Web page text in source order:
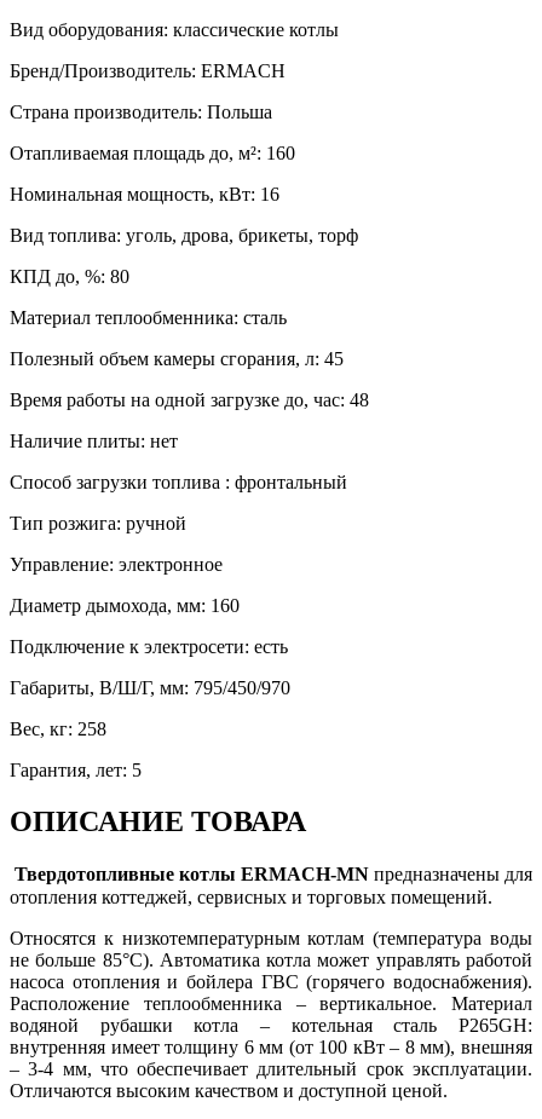
Вид оборудования: классические котлы
Бренд/Производитель: ERMACH
Страна производитель: Польша
Отапливаемая площадь до, м²: 160
Номинальная мощность, кВт: 16
Вид топлива: уголь, дрова, брикеты, торф
КПД до, %: 80
Материал теплообменника: сталь
Полезный объем камеры сгорания, л: 45
Время работы на одной загрузке до, час: 48
Наличие плиты: нет
Способ загрузки топлива : фронтальный
Тип розжига: ручной
Управление: электронное
Диаметр дымохода, мм: 160
Подключение к электросети: есть
Габариты, В/Ш/Г, мм: 795/450/970
Вес, кг: 258
Гарантия, лет: 5
ОПИСАНИЕ ТОВАРА
Твердотопливные котлы ERMACH-MN предназначены для
отопления коттеджей, сервисных и торговых помещений.
Относятся к низкотемпературным котлам (температура воды
не больше 85°С). Автоматика котла может управлять работой
насоса отопления и бойлера ГВС (горячего водоснабжения).
Расположение теплообменника – вертикальное. Материал
водяной рубашки котла – котельная сталь P265GH:
внутренняя имеет толщину 6 мм (от 100 кВт – 8 мм), внешняя
– 3-4 мм, что обеспечивает длительный срок эксплуатации.
Отличаются высоким качеством и доступной ценой.